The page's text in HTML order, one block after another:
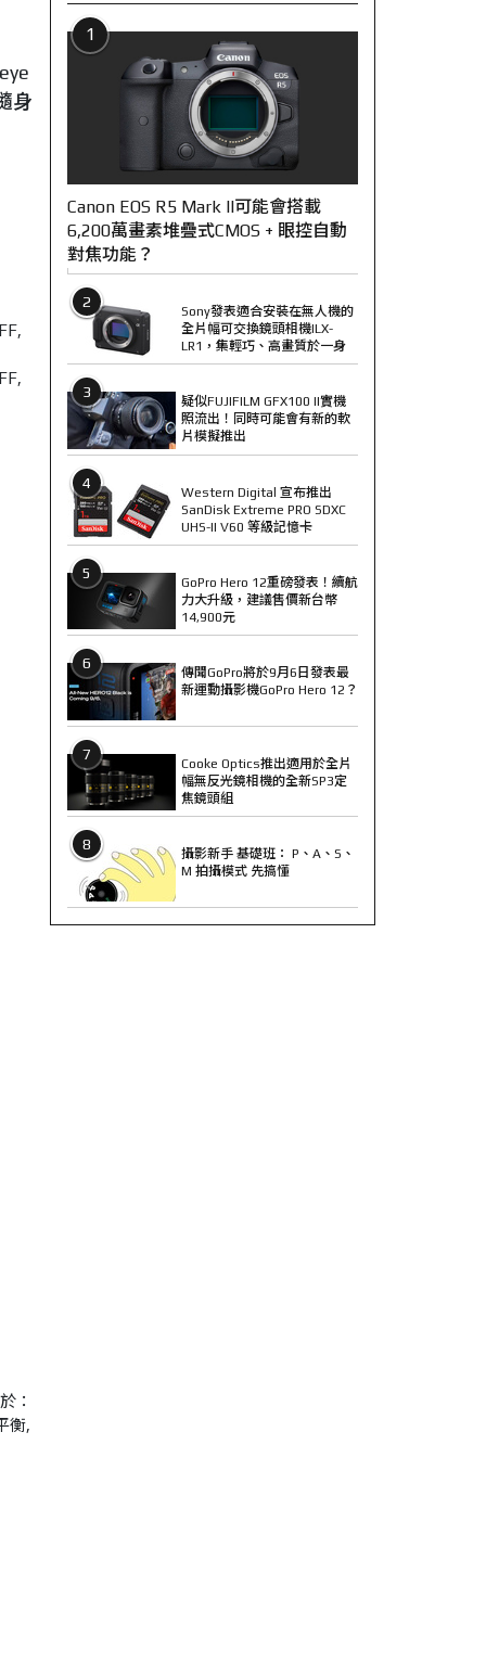
身
1
Canon EOS R5 Mark II可能會搭載
6,200萬畫素堆疊式CMOS + 眼控自動
對焦功能？
2
Sony發表適合安裝在無人機的
全片幅可交換鏡頭相機ILX-
LR1，集輕巧、高畫質於一身
3
疑似FUJIFILM GFX100 II實機
照流出！同時可能會有新的軟
片模擬推出
4
Western Digital 宣布推出
SanDisk Extreme PRO SDXC
UHS-II V60 等級記憶卡
5
GoPro Hero 12重磅發表！續航
力大升級，建議售價新台幣
14,900元
6
傳聞GoPro將於9月6日發表最
新運動攝影機GoPro Hero 12？
7
Cooke Optics推出適用於全片
幅無反光鏡相機的全新SP3定
焦鏡頭組
8
攝影新手 基礎班： P、A、S、
M 拍攝模式 先搞懂